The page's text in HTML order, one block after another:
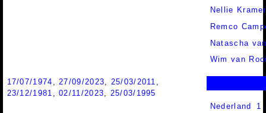
Nellie Kramer
Remco
Natascha
Wim van
17/07/1974 ,27/09/2023, 25/03/2011 ,
23/12/1981 ,02/11/2023, 25/03/1995
Nederland